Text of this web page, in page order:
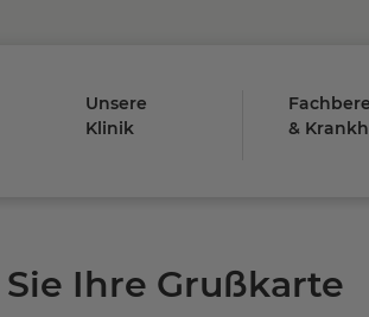
Unsere
Klinik
&
Ihre Grußkarte